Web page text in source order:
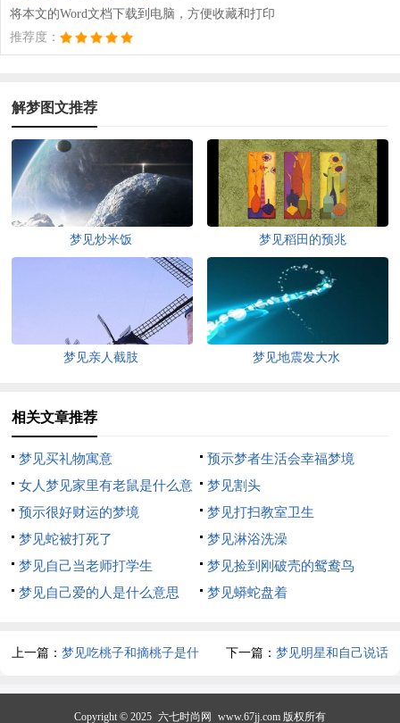
将本文的Word文档下载到电脑，方便收藏和打印
推荐度：
解梦图文推荐
梦见炒米饭 梦见稻田的预兆
梦见亲人截肢 梦见地震发大水
相关文章推荐
梦见买礼物寓意
预示梦者生活会幸福梦境
女人梦见家里有老鼠是什么意
思
梦见割头
预示很好财运的梦境
梦见打扫教室卫生
梦见蛇被打死了
梦见淋浴洗澡
梦见自己当老师打学生
梦见捡到刚破壳的鸳鸯鸟
梦见自己爱的人是什么意思
梦见蟒蛇盘着
上一篇：梦见吃桃子和摘桃子是什 下一篇： 梦见明星和自己说话
Copyright © 2025 六七时尚网 www.67jj.com 版权所有